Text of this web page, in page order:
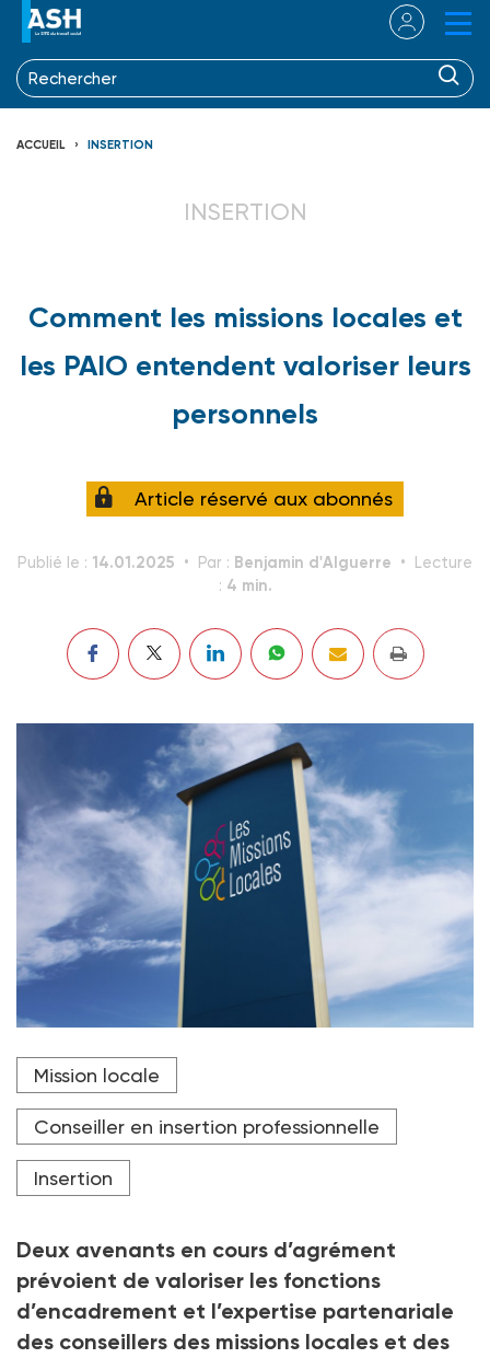
ACCUEIL INSERTION
INSERTION
Comment les missions locales et
les PAIO entendent valoriser leurs
personnels
Article réservé aux abonnés
Publié le : 14.01.2025 Par : Benjamin d'Alguerre
Lecture
: 4 min.
Les avenants 83 et 84 à la convention collective des
missions locales et des PAIO entendent mettre en
et une nouvelle compétence pour les conseillers
d'insertion.
Crédit photo CURIOS - stock.adobe.com
Mission locale
Conseiller en insertion professionnelle
Insertion
Deux avenants en cours d’agrément
prévoient de valoriser les fonctions
d’encadrement et l’expertise partenariale
des conseillers des missions locales et des